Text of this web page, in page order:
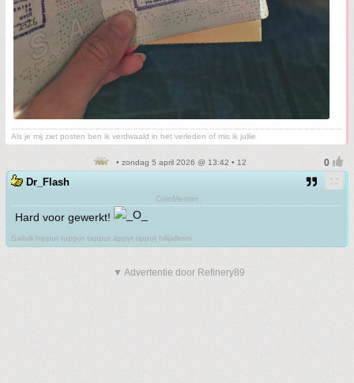
Als je mij ziet posten ben ik verdwaald in het verleden of mis ik jullie
• zondag 5 april 2026 @ 13:42 • 12
Dr_Flash
CoinMeister
Hard voor gewerkt!
Salivili hipput tupput tapput äppyt tipput hilijalleen
▼ Advertentie door Refinery89